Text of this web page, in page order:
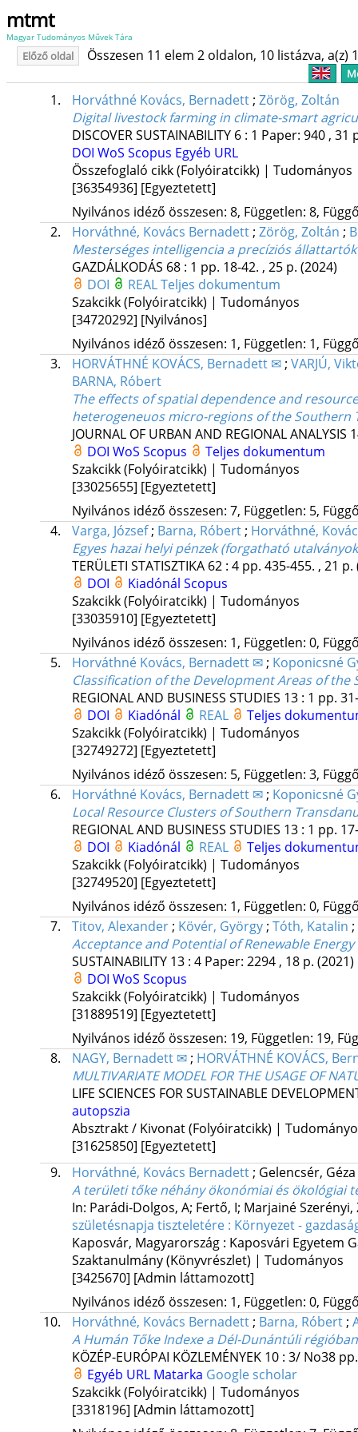
mtmt
Magyar Tudományos Művek Tára
Előző oldal Összesen 11 elem 2 oldalon, 10 listázva, a(z)
1. Horváthné Kovács, Bernadett; Zörög, Zoltán
Digital livestock farming in climate-smart
DISCOVER SUSTAINABILITY 6: 1 Paper: 940 , 31
DOI WoS Scopus Egyéb URL
Összefoglaló cikk (Folyóiratcikk) | Tudományos
[36354936] [Egyeztetett]
Nyilvános idéző összesen: 8, Független: 8,
2.
Horváthné, Kovács Bernadett; Zörög, Zoltán ;
Mesterséges intelligencia a precíziós
GAZDÁLKODÁS 68: 1 pp. 18-42. , 25 p. (2024)
DOI
REALTeljes dokumentum
Szakcikk (Folyóiratcikk) | Tudományos
[34720292] [Nyilvános]
Nyilvános idéző összesen: 1, Független: 1,
3.
HORVÁTHNÉ KOVÁCS, Bernadett ✉; VARJÚ,
BARNA, Róbert
The effects of spatial dependence and
heterogeneuos micro-regions of the Southern
JOURNAL OF URBAN AND REGIONAL ANALYSIS
DOI WoS Scopus
Teljes dokumentum
Szakcikk (Folyóiratcikk) | Tudományos
[33025655] [Egyeztetett]
Nyilvános idéző összesen: 7, Független: 5,
4.
Varga, József; Barna, Róbert; Horváthné,
Egyes hazai helyi pénzek (forgatható
TERÜLETI STATISZTIKA 62: 4 pp. 435-455. , 21 p.
DOI
Kiadónál Scopus
Szakcikk (Folyóiratcikk) | Tudományos
[33035910] [Egyeztetett]
Nyilvános idéző összesen: 1, Független: 0,
5.
Horváthné Kovács, Bernadett ✉; Koponicsné
Classification of the Development Areas of
REGIONAL AND BUSINESS STUDIES 13: 1 pp.
DOI
Kiadónál REAL
Teljes
Szakcikk (Folyóiratcikk) | Tudományos
[32749272] [Egyeztetett]
Nyilvános idéző összesen: 5, Független: 3,
6.
Horváthné Kovács, Bernadett ✉; Koponicsné
Local Resource Clusters of Southern
REGIONAL AND BUSINESS STUDIES 13: 1 pp.
DOI
Kiadónál REAL
Teljes
Szakcikk (Folyóiratcikk) | Tudományos
[32749520] [Egyeztetett]
Nyilvános idéző összesen: 1, Független: 0,
7.
Titov, Alexander; Kövér, György; Tóth, Katalin ;
Acceptance and Potential of Renewable
SUSTAINABILITY 13: 4 Paper: 2294 , 18 p. (2021)
DOI WoS Scopus
Szakcikk (Folyóiratcikk) | Tudományos
[31889519] [Egyeztetett]
Nyilvános idéző összesen: 19, Független: 19,
8.
NAGY, Bernadett ✉; HORVÁTHNÉ KOVÁCS,
MULTIVARIATE MODEL FOR THE USAGE OF
LIFE SCIENCES FOR SUSTAINABLE
autopszia
Absztrakt / Kivonat (Folyóiratcikk) |
[31625850] [Egyeztetett]
9.
Horváthné, Kovács Bernadett; Gelencsér, Géza
A területi tőke néhány ökonómiai és ökológiai
In: Parádi-Dolgos, A; Fertő, I; Marjainé
születésnapja tiszteletére : Környezet -
Kaposvár, Magyarország : Kaposvári Egyetem
Szaktanulmány (Könyvrészlet) | Tudományos
[3425670] [Admin láttamozott]
Nyilvános idéző összesen: 1, Független: 0,
10.
Horváthné, Kovács Bernadett; Barna, Róbert;
A Humán Tőke Indexe a Dél-Dunántúli régióban
KÖZÉP-EURÓPAI KÖZLEMÉNYEK 10: 3/ No38
Egyéb URL Matarka Google scholar
Szakcikk (Folyóiratcikk) | Tudományos
[3318196] [Admin láttamozott]